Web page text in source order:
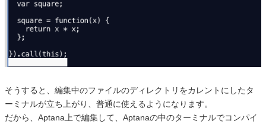
そうすると、編集中のファイルのディレクトリをカレントにしたタ
ーミナルが立ち上がり、普通に使えるようになります。
だから、Aptana上で編集して、Aptanaの中のターミナルでコンパイ